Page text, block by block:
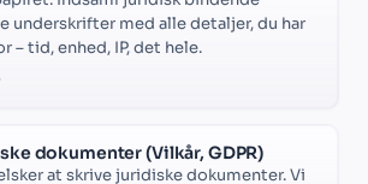
underskrifter med alle detaljer, du har
– tid, enhed, IP, det hele.
dokumenter (Vilkår, GDPR)
at skrive juridiske dokumenter. Vi